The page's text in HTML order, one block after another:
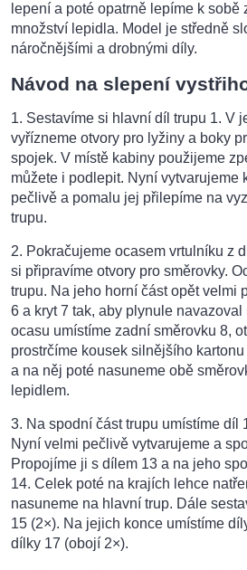
lepení a poté opatrně lepíme k sobě
množství lepidla. Model je středně
náročnějšími a drobnými díly.
Návod na slepení
1. Sestavíme si hlavní díl trupu 1. V
vyřízneme otvory pro lyžiny a boky
spojek. V místě kabiny použijeme
můžete i podlepit. Nyní vytvarujeme
pečlivě a pomalu jej přilepíme na
trupu.
2. Pokračujeme ocasem vrtulníku z
si připravíme otvory pro směrovky.
trupu. Na jeho horní část opět velmi
6 a kryt 7 tak, aby plynule
ocasu umístíme zadní směrovku 8,
prostrčíme kousek silnějšího
a na něj poté nasuneme obě
lepidlem.
3. Na spodní část trupu umístíme díl
Nyní velmi pečlivě vytvarujeme a
Propojíme ji s dílem 13 a na jeho
14. Celek poté na krajích lehce
nasuneme na hlavní trup. Dále
15 (2×). Na jejich konce umístíme
dílky 17 (obojí 2×).